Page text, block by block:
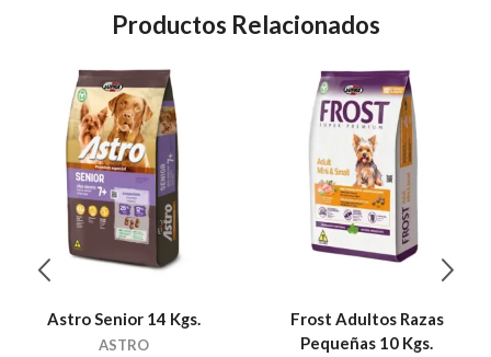
Productos Relacionados
Astro Senior 14 Kgs.
ASTRO
Frost Adultos Razas
Pequeñas 10 Kgs.